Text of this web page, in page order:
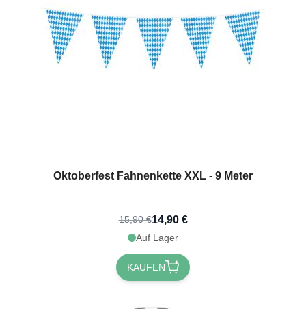
Oktoberfest Fahnenkette XXL - 9 Meter
15,90 €14,90 €
Auf Lager
KAUFEN